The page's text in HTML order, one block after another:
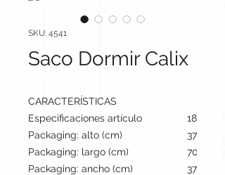
SKU: 4541
Saco Dormir Calix
CARACTERÍSTICAS
Especificaciones artículo
185 cm
Packaging: alto (cm)
37
Packaging: largo (cm)
70
Packaging: ancho (cm)
37